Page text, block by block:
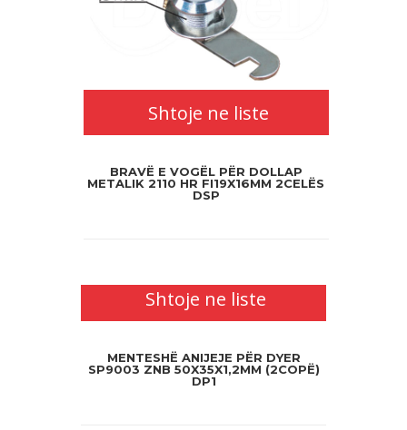
Shtoje ne liste
BRAVË E VOGËL PËR DOLLAP
METALIK 2110 HR FI19X16MM 2CELËS
DSP
Shtoje ne liste
MENTESHË ANIJEJE PËR DYER
SP9003 ZNB 50X35X1,2MM (2COPË)
DP1